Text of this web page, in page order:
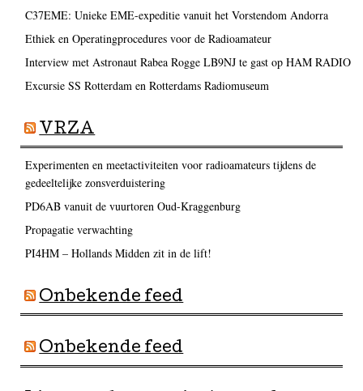
C37EME: Unieke EME-expeditie vanuit het Vorstendom Andorra
Ethiek en Operatingprocedures voor de Radioamateur
Interview met Astronaut Rabea Rogge LB9NJ te gast op HAM RADIO
Excursie SS Rotterdam en Rotterdams Radiomuseum
VRZA
Experimenten en meetactiviteiten voor radioamateurs tijdens de
gedeeltelijke zonsverduistering
PD6AB vanuit de vuurtoren Oud-Kraggenburg
Propagatie verwachting
PI4HM – Hollands Midden zit in de lift!
Onbekende feed
Onbekende feed